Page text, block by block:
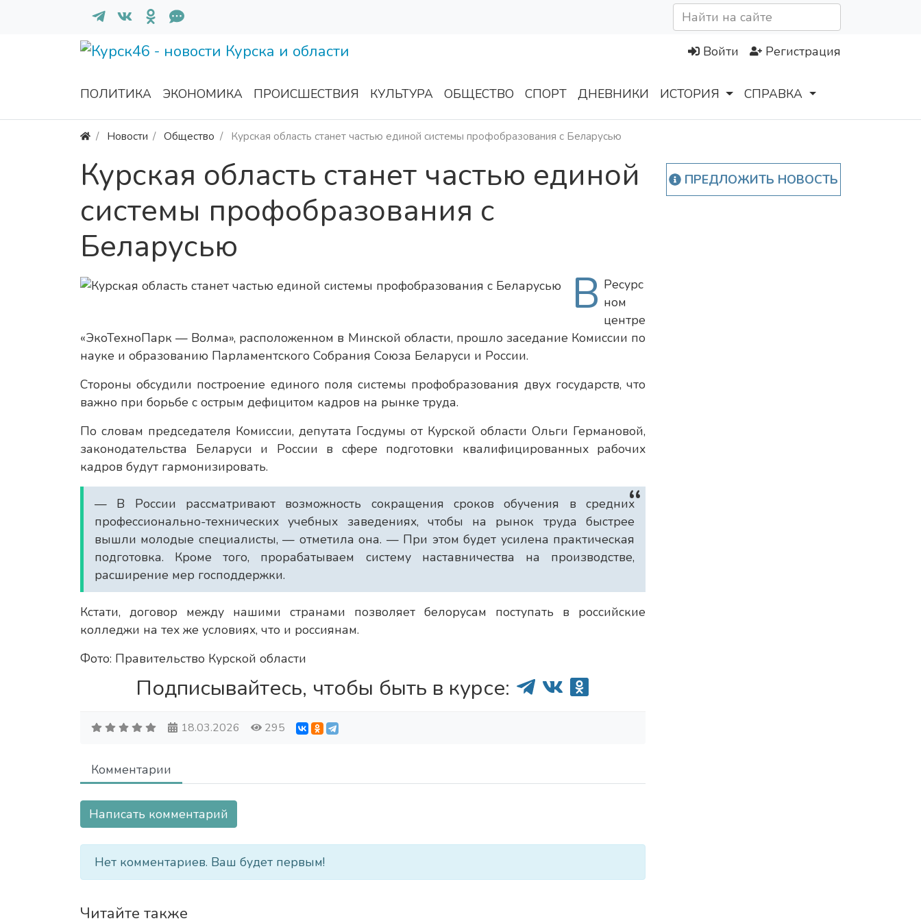
Войти Регистрация
ПОЛИТИКА ЭКОНОМИКА ПРОИСШЕСТВИЯ КУЛЬТУРА ОБЩЕСТВО СПОРТ ДНЕВНИКИ ИСТОРИЯ СПРАВКА
Новости Общество Курская область станет частью единой системы профобразования с Беларусью
Курская область станет частью единой
системы профобразования с
Беларусью
В Ресурс
ном
центре
«ЭкоТехноПарк — Волма», расположенном в Минской области, прошло заседание Комиссии по
науке и образованию Парламентского Собрания Союза Беларуси и России.
Стороны обсудили построение единого поля системы профобразования двух государств, что
важно при борьбе с острым дефицитом кадров на рынке труда.
По словам председателя Комиссии, депутата Госдумы от Курской области Ольги Германовой,
законодательства Беларуси и России в сфере подготовки квалифицированных рабочих
кадров будут гармонизировать.
— В России рассматривают возможность сокращения сроков обучения в средних
профессионально-технических учебных заведениях, чтобы на рынок труда быстрее
вышли молодые специалисты, — отметила она. — При этом будет усилена практическая
подготовка. Кроме того, прорабатываем систему наставничества на производстве,
расширение мер господдержки.
Кстати, договор между нашими странами позволяет белорусам поступать в российские
колледжи на тех же условиях, что и россиянам.
Фото: Правительство Курской области
Подписывайтесь, чтобы быть в курсе:
18.03.2026 295
Комментарии
Написать комментарий
Нет комментариев. Ваш будет первым!
Читайте также
ПРЕДЛОЖИТЬ НОВОСТЬ